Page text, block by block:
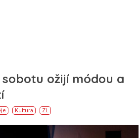
sobotu ožijí módou a
Kultura ZL